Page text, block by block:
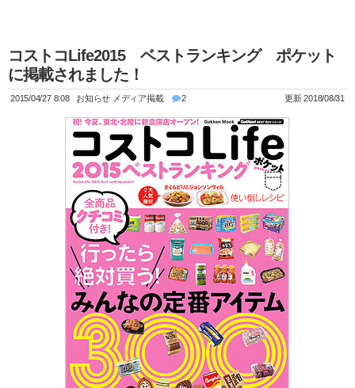
コストコLife2015 ベストランキング ポケット
に掲載されました！
2015/04/27 8:08 お知らせ メディア掲載 2 更新 2018/08/31